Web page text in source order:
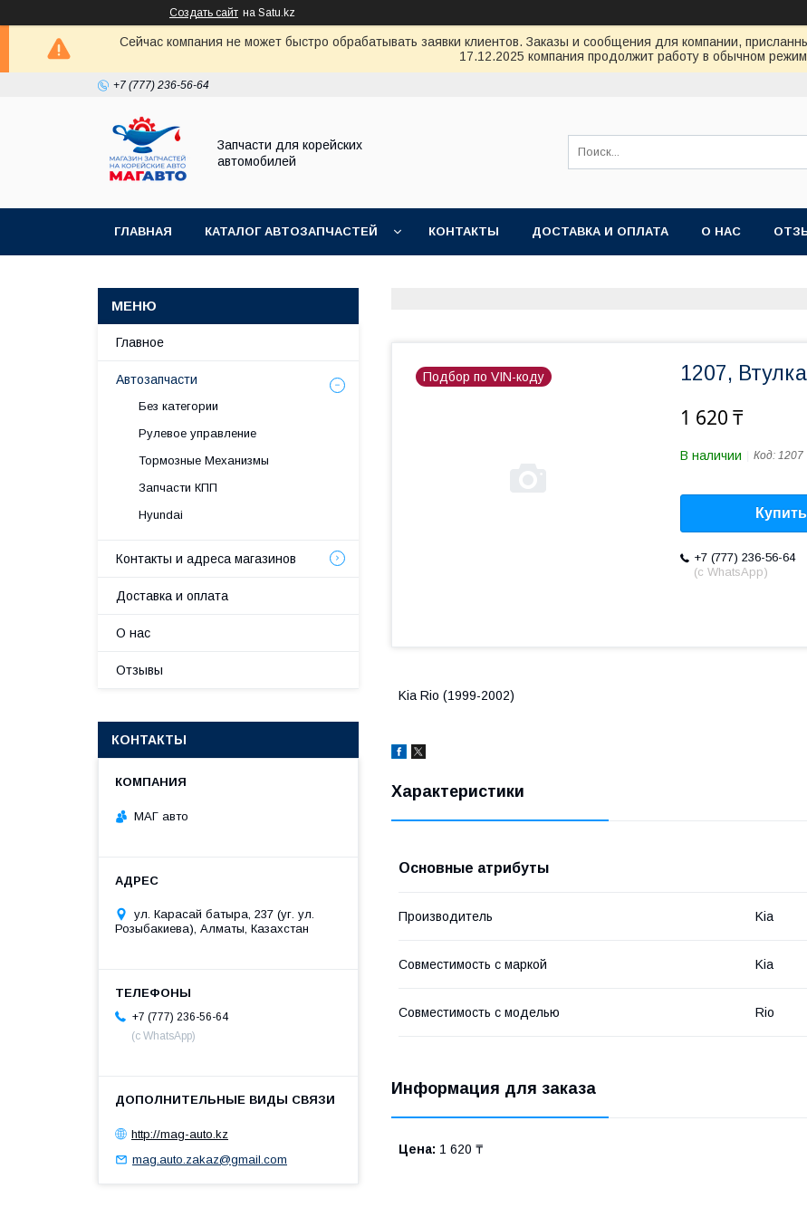
Создать сайт на Satu.kz
Сейчас компания не может быстро обрабатывать заявки клиентов. Заказы и сообщения для компании,
17.12.2025 компания продолжит работу в обычном
+7 (777) 236-56-64
Запчасти для корейских
автомобилей
ГЛАВНАЯ КАТАЛОГ АВТОЗАПЧАСТЕЙ КОНТАКТЫ ДОСТАВКА И ОПЛАТА О НАС
Подбор по VIN-коду 1207,
1 620 ₸
В наличии Код: 1207
Купить
+7 (777) 236-56-64
(с WhatsApp)
Kia Rio (1999-2002)
Характеристики
Основные атрибуты
Производитель Kia
Совместимость с маркой Kia
Совместимость с моделью Rio
Информация для заказа
Цена: 1 620 ₸
Главное
Автозапчасти
Без категории
Рулевое управление
Тормозные Механизмы
Запчасти КПП
Hyundai
Контакты и адреса магазинов
Доставка и оплата
О нас
Отзывы
КОНТАКТЫ
МАГ авто
ул. Карасай батыра, 237 (уг. ул.
Розыбакиева), Алматы, Казахстан
+7 (777) 236-56-64
(с WhatsApp)
http://mag-auto.kz
mag.auto.zakaz@gmail.com